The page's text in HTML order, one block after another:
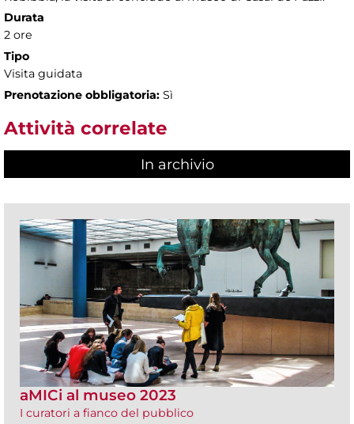
Durata
2 ore
Tipo
Visita guidata
Prenotazione obbligatoria: Sì
Attività correlate
In archivio
aMICi al museo 2023
I curatori a fianco del pubblico